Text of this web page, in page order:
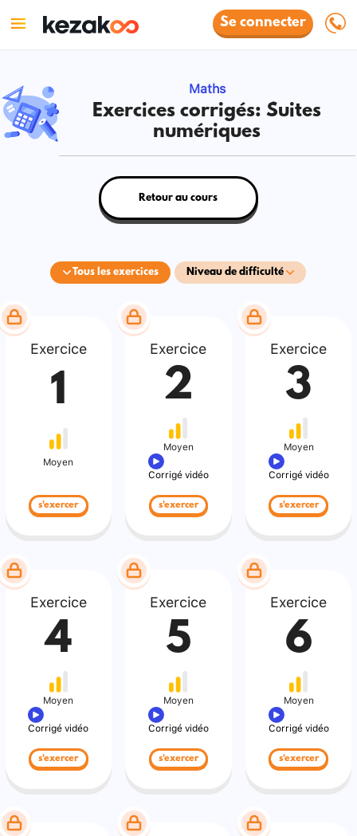
Se connecter
Maths
Exercices corrigés: Suites
numériques
Tous les exercices Niveau de difficulté
Retour au cours
Exercice
1
Moyen
s'exercer
Exercice
2
Moyen
Corrigé vidéo
s'exercer
Exercice
3
Moyen
Corrigé vidéo
s'exercer
Exercice
4
Moyen
Corrigé vidéo
s'exercer
Exercice
5
Moyen
Corrigé vidéo
s'exercer
Exercice
6
Moyen
Corrigé vidéo
s'exercer